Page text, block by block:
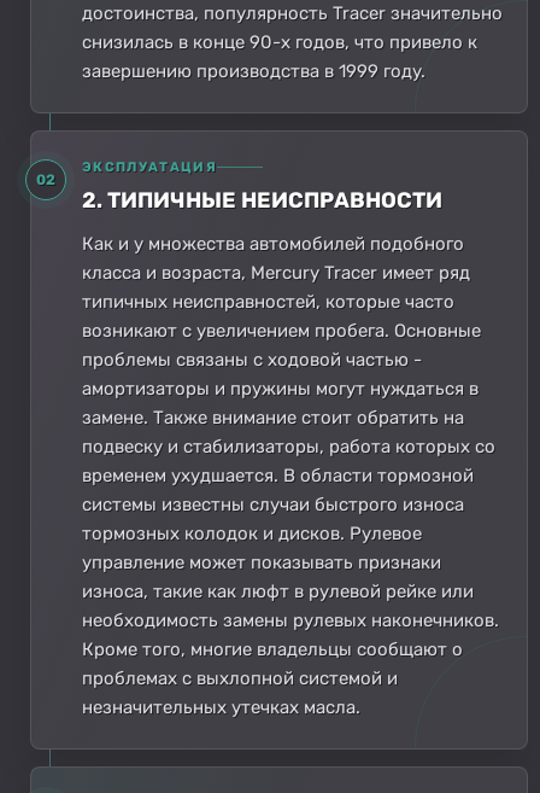
достоинства, популярность Tracer значительно
снизилась в конце 90-х годов, что привело к
завершению производства в 1999 году.
02
ЭКСПЛУАТАЦИЯ
2. ТИПИЧНЫЕ НЕИСПРАВНОСТИ
Как и у множества автомобилей подобного
класса и возраста, Mercury Tracer имеет ряд
типичных неисправностей, которые часто
возникают с увеличением пробега. Основные
проблемы связаны с ходовой частью -
амортизаторы и пружины могут нуждаться в
замене. Также внимание стоит обратить на
подвеску и стабилизаторы, работа которых со
временем ухудшается. В области тормозной
системы известны случаи быстрого износа
тормозных колодок и дисков. Рулевое
управление может показывать признаки
износа, такие как люфт в рулевой рейке или
необходимость замены рулевых наконечников.
Кроме того, многие владельцы сообщают о
проблемах с выхлопной системой и
незначительных утечках масла.